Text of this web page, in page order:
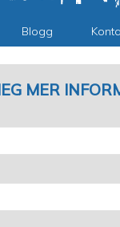
Blogg
MER